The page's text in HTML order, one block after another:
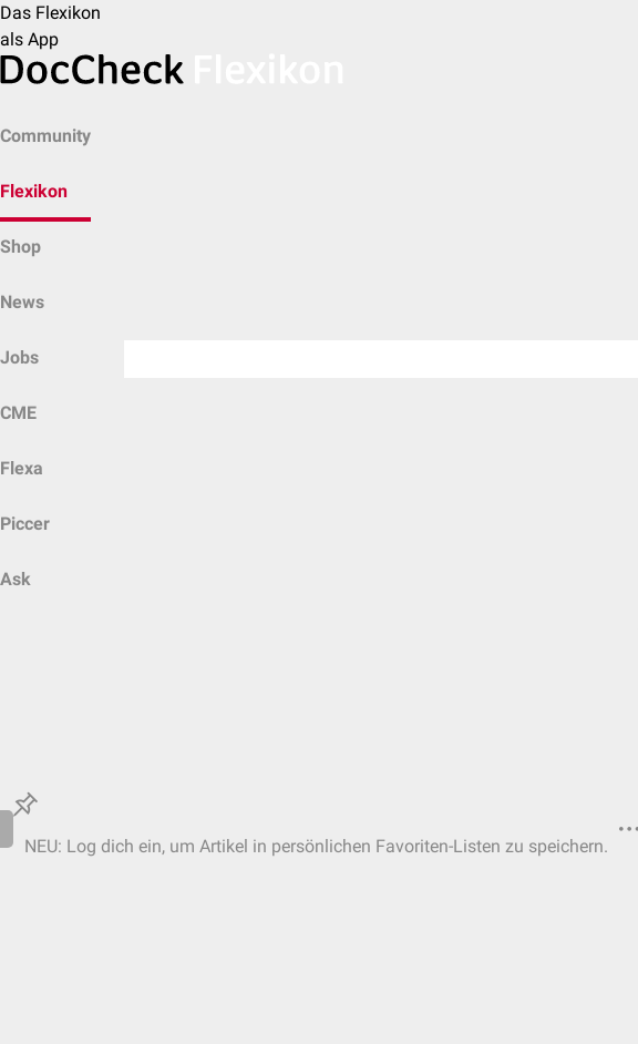
Das Flexikon
als App
Community
Flexikon
Shop
News
Jobs
CME
Flexa
Piccer
Ask
NEU: Log dich ein, um Artikel in persönlichen Favoriten-Listen zu speichern.